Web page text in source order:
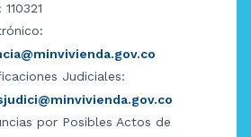
Judiciales:
por Posibles Actos de